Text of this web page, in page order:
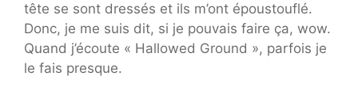
tête se sont dressés et ils m’ont époustouflé.
Donc, je me suis dit, si je pouvais faire ça, wow.
Quand j’écoute « Hallowed Ground », parfois je
le fais presque.